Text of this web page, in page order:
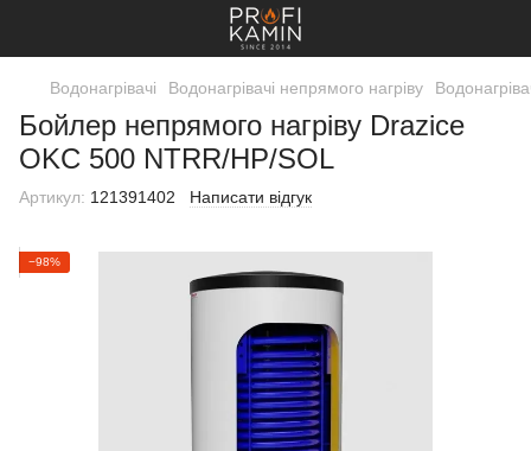
Водонагрівачі Водонагрівачі непрямого нагріву
Бойлер непрямого нагріву Drazice
OKC 500 NTRR/HP/SOL
Артикул: 121391402 Написати відгук
−98%